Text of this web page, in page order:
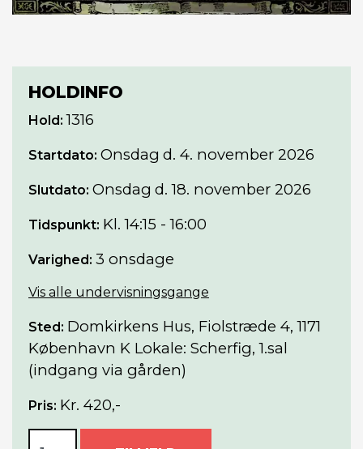
HOLDINFO
Hold: 1316
Startdato: Onsdag d. 4. november 2026
Slutdato: Onsdag d. 18. november 2026
Tidspunkt: Kl. 14:15 - 16:00
Varighed: 3 onsdage
Vis alle undervisningsgange
Sted: Domkirkens Hus, Fiolstræde 4, 1171
København K Lokale: Scherfig, 1.sal
(indgang via gården)
Pris: Kr. 420,-